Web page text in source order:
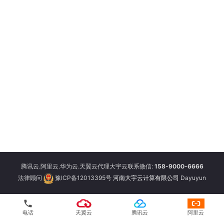
腾讯云.阿里云.华为云.天翼云代理大宇云联系微信: 158-9000-6666
法律顾问
豫ICP备12013395号 河南大宇云计算有限公司 Dayuyun
phone
电话 天翼云 腾讯云 阿里云